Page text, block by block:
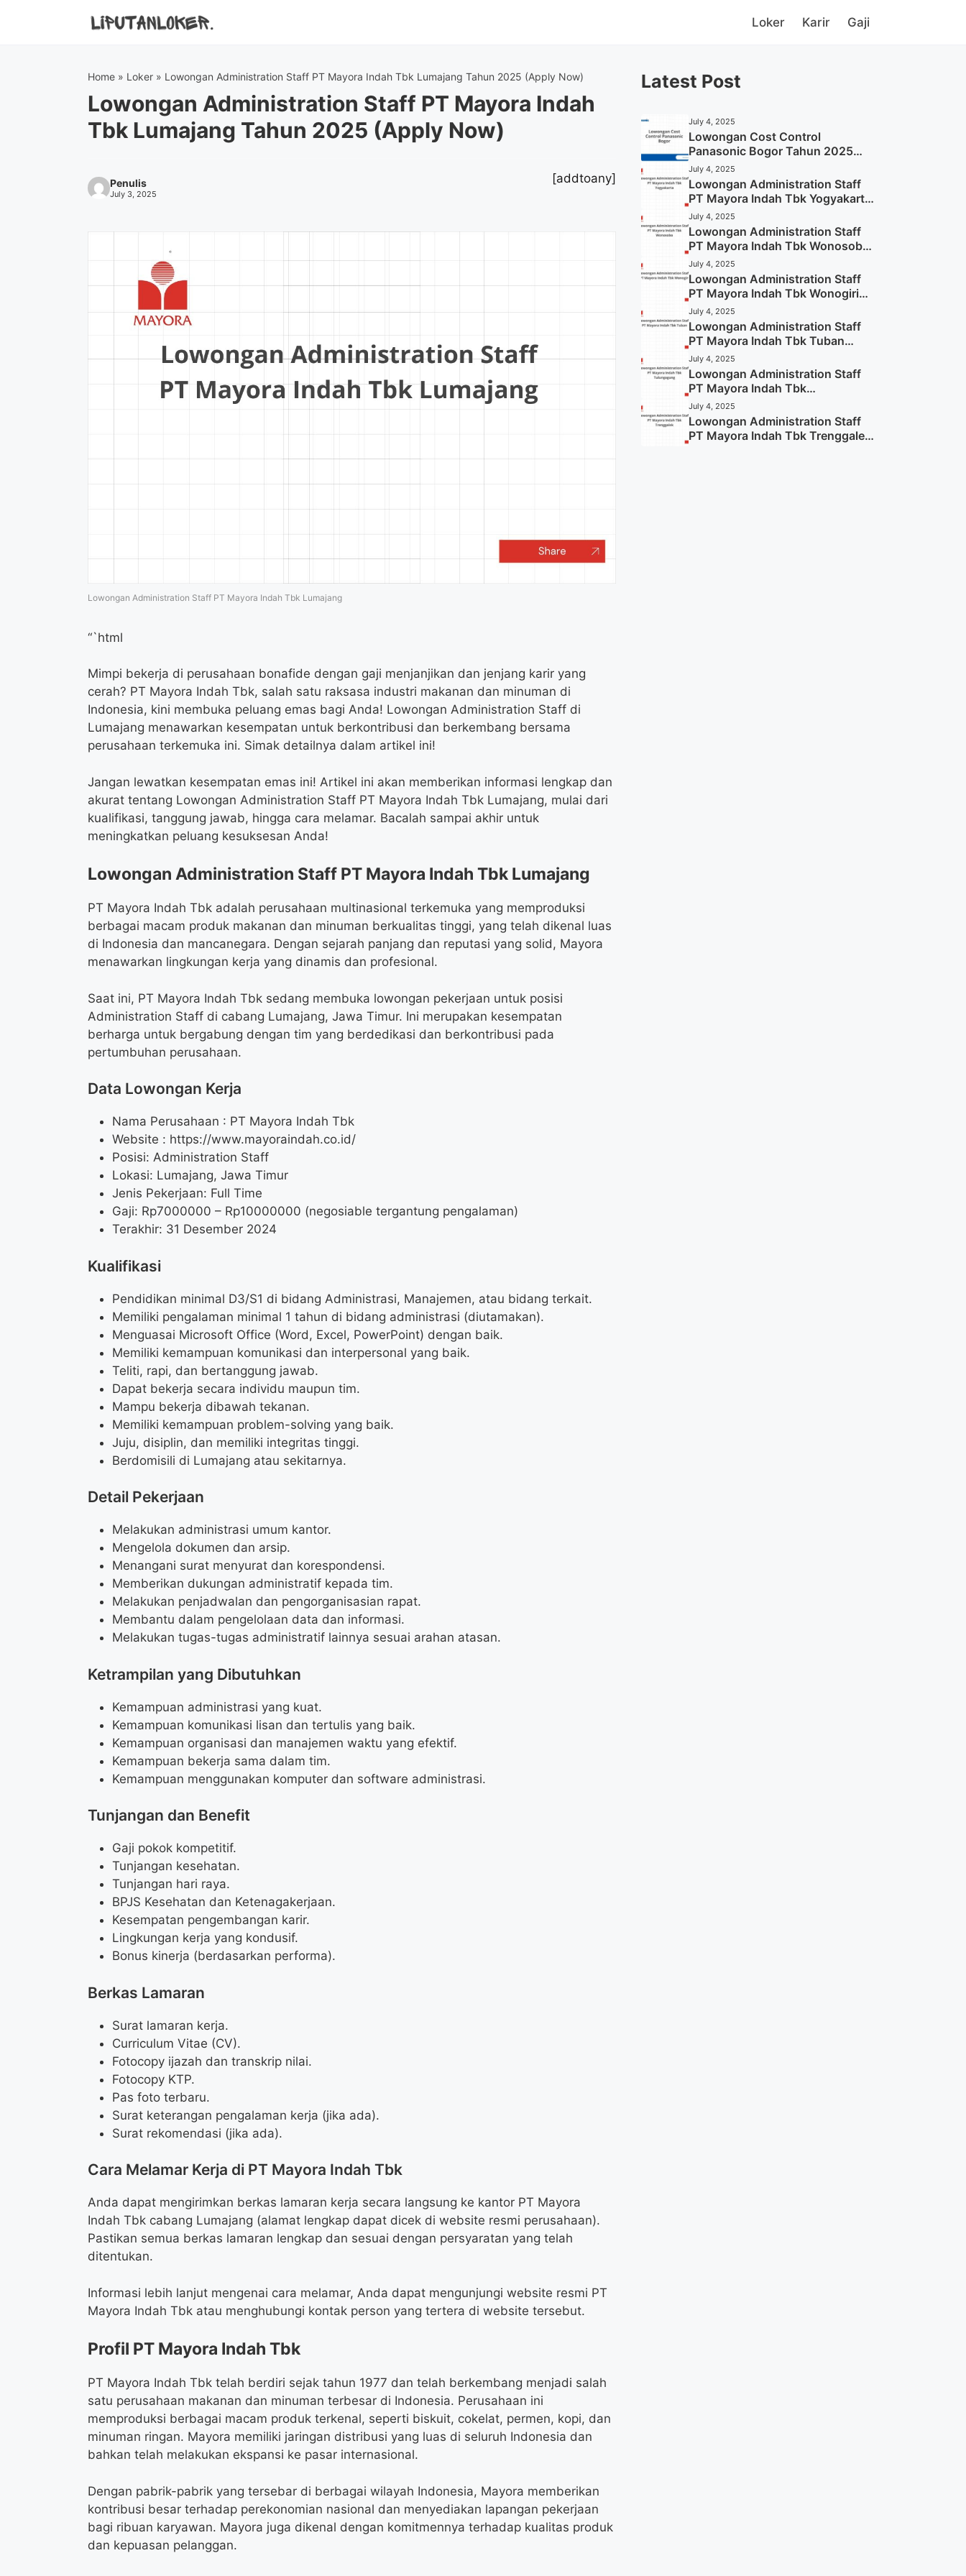
Loker Karir Gaji
Home » Loker » Lowongan Administration Staff PT Mayora Indah Tbk Lumajang Tahun 2025 (Apply Now)
Lowongan Administration Staff PT Mayora Indah
Tbk Lumajang Tahun 2025 (Apply Now)
Penulis
July 3, 2025
[addtoany]
Lowongan Administration Staff PT Mayora Indah Tbk Lumajang
“`html
Mimpi bekerja di perusahaan bonafide dengan gaji menjanjikan dan jenjang karir yang
cerah? PT Mayora Indah Tbk, salah satu raksasa industri makanan dan minuman di
Indonesia, kini membuka peluang emas bagi Anda! Lowongan Administration Staff di
Lumajang menawarkan kesempatan untuk berkontribusi dan berkembang bersama
perusahaan terkemuka ini. Simak detailnya dalam artikel ini!
Jangan lewatkan kesempatan emas ini! Artikel ini akan memberikan informasi lengkap dan
akurat tentang Lowongan Administration Staff PT Mayora Indah Tbk Lumajang, mulai dari
kualifikasi, tanggung jawab, hingga cara melamar. Bacalah sampai akhir untuk
meningkatkan peluang kesuksesan Anda!
Lowongan Administration Staff PT Mayora Indah Tbk Lumajang
PT Mayora Indah Tbk adalah perusahaan multinasional terkemuka yang memproduksi
berbagai macam produk makanan dan minuman berkualitas tinggi, yang telah dikenal luas
di Indonesia dan mancanegara. Dengan sejarah panjang dan reputasi yang solid, Mayora
menawarkan lingkungan kerja yang dinamis dan profesional.
Saat ini, PT Mayora Indah Tbk sedang membuka lowongan pekerjaan untuk posisi
Administration Staff di cabang Lumajang, Jawa Timur. Ini merupakan kesempatan
berharga untuk bergabung dengan tim yang berdedikasi dan berkontribusi pada
pertumbuhan perusahaan.
Data Lowongan Kerja
Nama Perusahaan : PT Mayora Indah Tbk
Website : https://www.mayoraindah.co.id/
Posisi: Administration Staff
Lokasi: Lumajang, Jawa Timur
Jenis Pekerjaan: Full Time
Gaji: Rp7000000 – Rp10000000 (negosiable tergantung pengalaman)
Terakhir: 31 Desember 2024
Kualifikasi
Pendidikan minimal D3/S1 di bidang Administrasi, Manajemen, atau bidang terkait.
Memiliki pengalaman minimal 1 tahun di bidang administrasi (diutamakan).
Menguasai Microsoft Office (Word, Excel, PowerPoint) dengan baik.
Memiliki kemampuan komunikasi dan interpersonal yang baik.
Teliti, rapi, dan bertanggung jawab.
Dapat bekerja secara individu maupun tim.
Mampu bekerja dibawah tekanan.
Memiliki kemampuan problem-solving yang baik.
Juju, disiplin, dan memiliki integritas tinggi.
Berdomisili di Lumajang atau sekitarnya.
Detail Pekerjaan
Melakukan administrasi umum kantor.
Mengelola dokumen dan arsip.
Menangani surat menyurat dan korespondensi.
Memberikan dukungan administratif kepada tim.
Melakukan penjadwalan dan pengorganisasian rapat.
Membantu dalam pengelolaan data dan informasi.
Melakukan tugas-tugas administratif lainnya sesuai arahan atasan.
Ketrampilan yang Dibutuhkan
Kemampuan administrasi yang kuat.
Kemampuan komunikasi lisan dan tertulis yang baik.
Kemampuan organisasi dan manajemen waktu yang efektif.
Kemampuan bekerja sama dalam tim.
Kemampuan menggunakan komputer dan software administrasi.
Tunjangan dan Benefit
Gaji pokok kompetitif.
Tunjangan kesehatan.
Tunjangan hari raya.
BPJS Kesehatan dan Ketenagakerjaan.
Kesempatan pengembangan karir.
Lingkungan kerja yang kondusif.
Bonus kinerja (berdasarkan performa).
Berkas Lamaran
Surat lamaran kerja.
Curriculum Vitae (CV).
Fotocopy ijazah dan transkrip nilai.
Fotocopy KTP.
Pas foto terbaru.
Surat keterangan pengalaman kerja (jika ada).
Surat rekomendasi (jika ada).
Cara Melamar Kerja di PT Mayora Indah Tbk
Anda dapat mengirimkan berkas lamaran kerja secara langsung ke kantor PT Mayora
Indah Tbk cabang Lumajang (alamat lengkap dapat dicek di website resmi perusahaan).
Pastikan semua berkas lamaran lengkap dan sesuai dengan persyaratan yang telah
ditentukan.
Informasi lebih lanjut mengenai cara melamar, Anda dapat mengunjungi website resmi PT
Mayora Indah Tbk atau menghubungi kontak person yang tertera di website tersebut.
Profil PT Mayora Indah Tbk
PT Mayora Indah Tbk telah berdiri sejak tahun 1977 dan telah berkembang menjadi salah
satu perusahaan makanan dan minuman terbesar di Indonesia. Perusahaan ini
memproduksi berbagai macam produk terkenal, seperti biskuit, cokelat, permen, kopi, dan
minuman ringan. Mayora memiliki jaringan distribusi yang luas di seluruh Indonesia dan
bahkan telah melakukan ekspansi ke pasar internasional.
Dengan pabrik-pabrik yang tersebar di berbagai wilayah Indonesia, Mayora memberikan
kontribusi besar terhadap perekonomian nasional dan menyediakan lapangan pekerjaan
bagi ribuan karyawan. Mayora juga dikenal dengan komitmennya terhadap kualitas produk
dan kepuasan pelanggan.
Latest Post
July 4, 2025
Lowongan Cost Control
Panasonic Bogor Tahun 2025
(Lamar Sekarang)
July 4, 2025
Lowongan Administration Staff
PT Mayora Indah Tbk Yogyakarta
Tahun 2025
July 4, 2025
Lowongan Administration Staff
PT Mayora Indah Tbk Wonosobo
Tahun 2025 (Lamar Sekarang)
July 4, 2025
Lowongan Administration Staff
PT Mayora Indah Tbk Wonogiri
Tahun 2025 (Apply Now)
July 4, 2025
Lowongan Administration Staff
PT Mayora Indah Tbk Tuban
Tahun 2025 (Resmi)
July 4, 2025
Lowongan Administration Staff
PT Mayora Indah Tbk
Tulungagung Tahun 2025 (Lamar
Sekarang)
July 4, 2025
Lowongan Administration Staff
PT Mayora Indah Tbk Trenggalek